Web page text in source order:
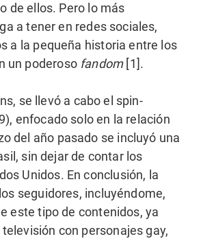
de ellos. Pero lo más
a tener en redes sociales,
a la pequeña historia entre los
un poderoso fandom[1].
se llevó a cabo el spin-
enfocado solo en la relación
del año pasado se incluyó una
sin dejar de contar los
Unidos. En conclusión, la
seguidores, incluyéndome,
este tipo de contenidos, ya
con personajes gay,